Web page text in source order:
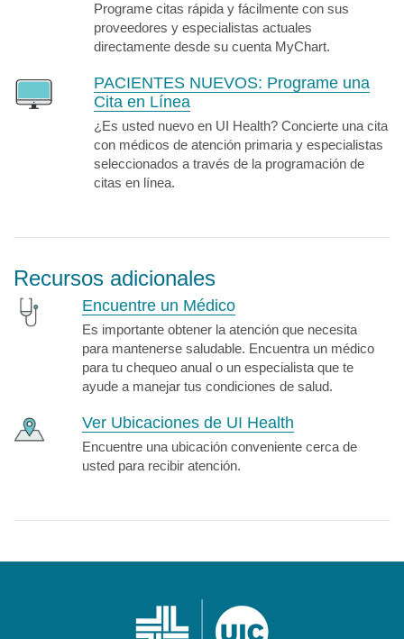
Programe citas rápida y fácilmente con sus
proveedores y especialistas actuales
directamente desde su cuenta MyChart.
PACIENTES NUEVOS: Programe una
Cita en Línea
¿Es usted nuevo en UI Health? Concierte una cita
con médicos de atención primaria y especialistas
seleccionados a través de la programación de
citas en línea.
Recursos adicionales
Encuentre un Médico
Es importante obtener la atención que necesita
para mantenerse saludable. Encuentra un médico
para tu chequeo anual o un especialista que te
ayude a manejar tus condiciones de salud.
Ver Ubicaciones de UI Health
Encuentre una ubicación conveniente cerca de
usted para recibir atención.